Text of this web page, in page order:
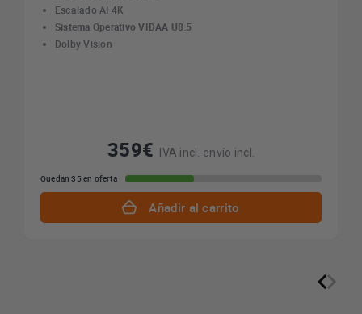
Escalado AI 4K
Sistema Operativo VIDAA U8.5
Dolby Vision
359€ IVA incl. envío incl.
Quedan 35 en oferta
Añadir al carrito